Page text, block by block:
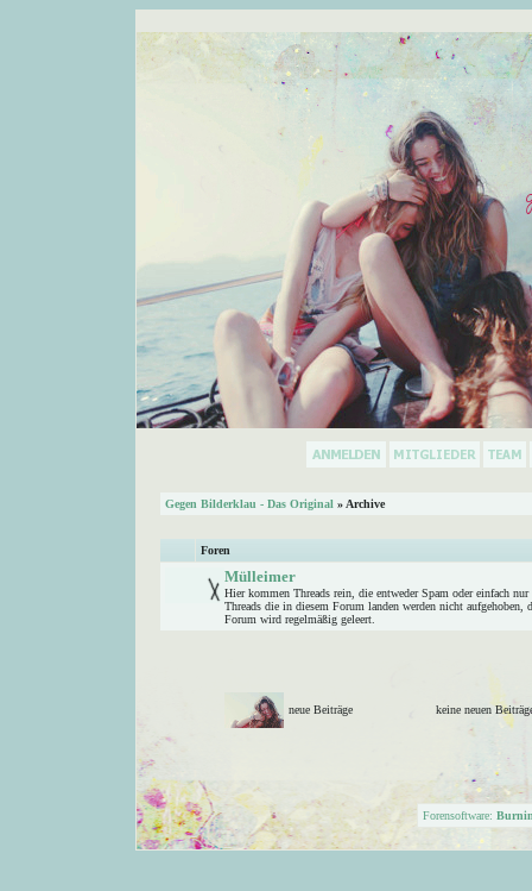
Gegen Bilderklau - Das Original » Archive
Foren
Mülleimer
Hier kommen Threads rein, die entweder Spam oder einfach
Threads die in diesem Forum landen werden nicht aufgehoben,
Forum wird regelmäßig geleert.
neue Beiträge keine neuen
Forensoftware: